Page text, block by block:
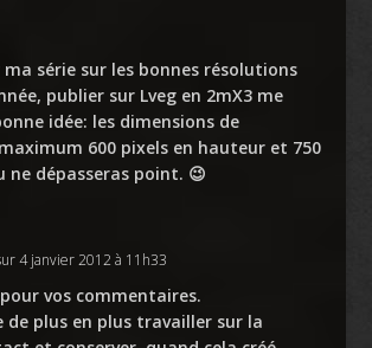
série sur les bonnes résolutions
publier sur Lveg en 2mX3 me
idée: les dimensions de
600 pixels en hauteur et 750
ne dépasseras point. 😉
4 janvier 2012 à 11h33
vos commentaires.
de plus en plus travailler sur la